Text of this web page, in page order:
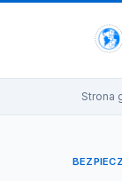
do
Strona